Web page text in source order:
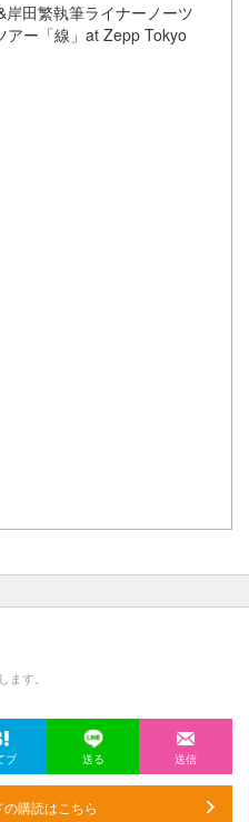
田繁執筆ライナーノーツ
アー「線」at Zepp Tokyo
ます。
ブ 送る 送信
購読はこちら